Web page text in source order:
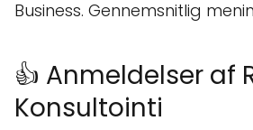
Business. Gennemsnitlig
👍 Anmeldelser af
Konsultointi